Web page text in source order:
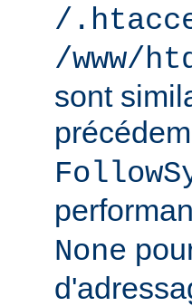
/
/www/
sont
None